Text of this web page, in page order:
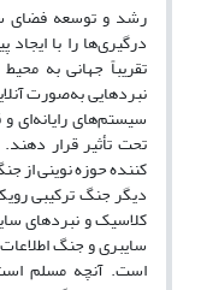
رشد و توسعه فضای
درگیری‌ها را با
تقریباً جهانی به
نبردهایی به‌صورت
سیستم‌های رایانه‌ای
تحت تأثیر قرار
کننده حوزه نوینی از
دیگر جنگ ترکیبی
کلاسیک و نبردهای
سایبری و جنگ
است. آنچه مسلم است